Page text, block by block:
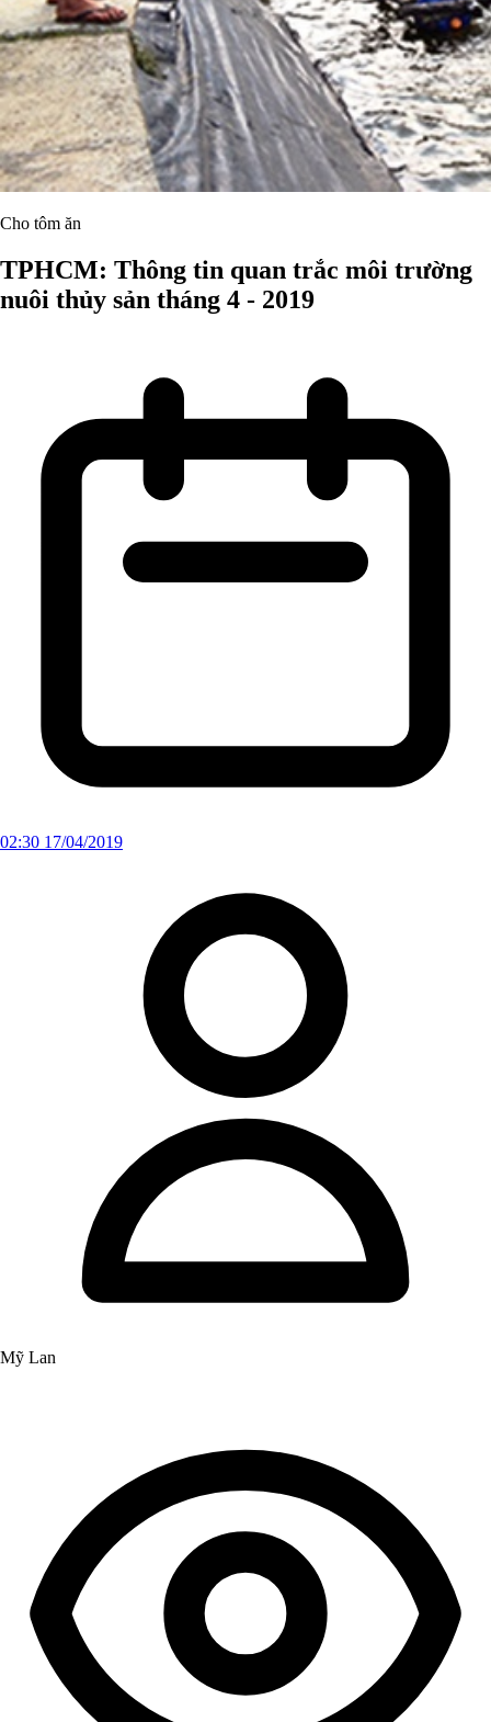
Cho tôm ăn
TPHCM: Thông tin quan trắc môi trường
nuôi thủy sản tháng 4 - 2019
02:30 17/04/2019
Mỹ Lan